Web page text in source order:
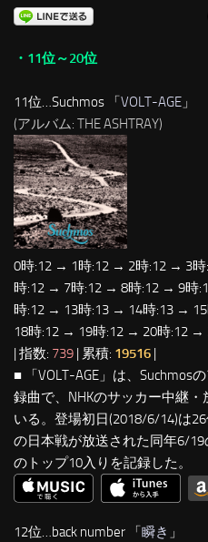
・11位～20位
11位…Suchmos 「VOLT-AGE 」
(アルバム: THE ASHTRAY)
0時:12 → 1時:12 → 2時:12 → 3
時:12 → 7時:12 → 8時:12 → 9時
時:12 → 13時:13 → 14時:13 →
18時:12 → 19時:12 → 20時:12
| 指数: 739 | 累積: 19516 |
■ 「VOLT-AGE」は、Suchmos
録曲で、NHKのサッカー中継
いる。登場初日(2018/6/14)は
の日本戦が放送された同年6/
のトップ10入りを記録した。
12位…back number 「瞬き 」